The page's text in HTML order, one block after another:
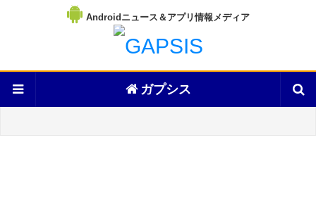
Androidニュース＆アプリ情報メディア
ガプシス